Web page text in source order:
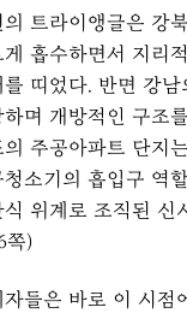
의 트라이앵글은 강
게 흡수하면서 지리
를 띠었다. 반면 강
하며 개방적인 구조
의 주공아파트 단지
청소기의 흡입구 역
식 위계로 조직된 신
쪽)
자들은 바로 이 시점